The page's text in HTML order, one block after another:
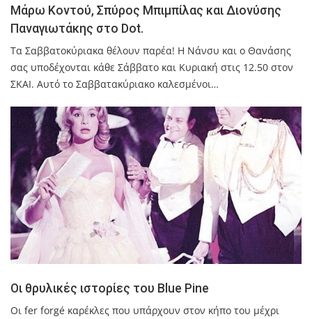
Μάρω Κοντού, Σπύρος Μπιμπίλας και Διονύσης
Παναγιωτάκης στο Dot.
Τα Σαββατοκύριακα θέλουν παρέα! Η Νάνσυ και ο Θανάσης
σας υποδέχονται κάθε Σάββατο και Κυριακή στις 12.50 στον
ΣΚΑΙ. Αυτό το Σαββατακύριακο καλεσμένοι…
Οι θρυλικές ιστορίες του Blue Pine
Οι fer forgé καρέκλες που υπάρχουν στον κήπο του µέχρι